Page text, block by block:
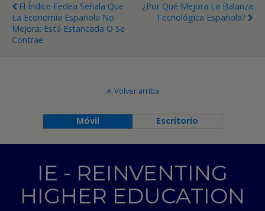
El Índice Fedea Señala Que
La Economía Española No
Mejora: Está Estancada O Se
Contrae.
¿Por Qué Mejora La Balanza
Tecnológica Española?
Volver arriba
Móvil Escritorio
IE - REINVENTING
HIGHER EDUCATION